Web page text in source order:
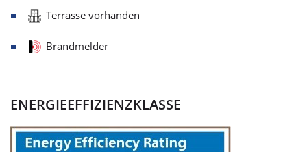
Terrasse vorhanden
Brandmelder
ENERGIEEFFIZIENZKLASSE